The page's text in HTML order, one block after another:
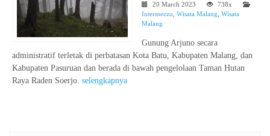
20 March 2023
738x
Intermezzo Wisata Malang Wisata
Malang
Gunung Arjuno secara
administratif terletak di perbatasan Kota Batu, Kabupaten Malang, dan
Kabupaten Pasuruan dan berada di bawah pengelolaan Taman Hutan
Raya Raden Soerjo. selengkapnya